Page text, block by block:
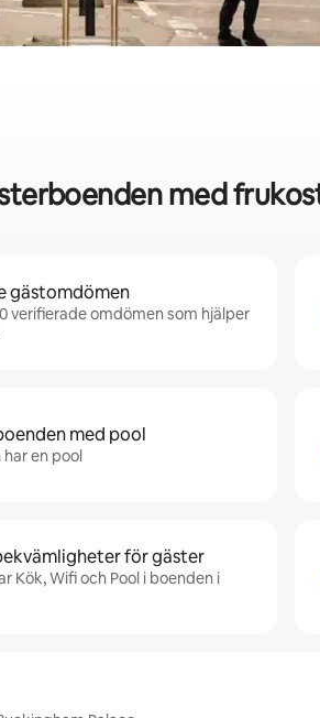
med
gästomdömen
verifierade omdömen som hjälper
med pool
en pool
för gäster
Kök, Wifi och Pool i boenden i